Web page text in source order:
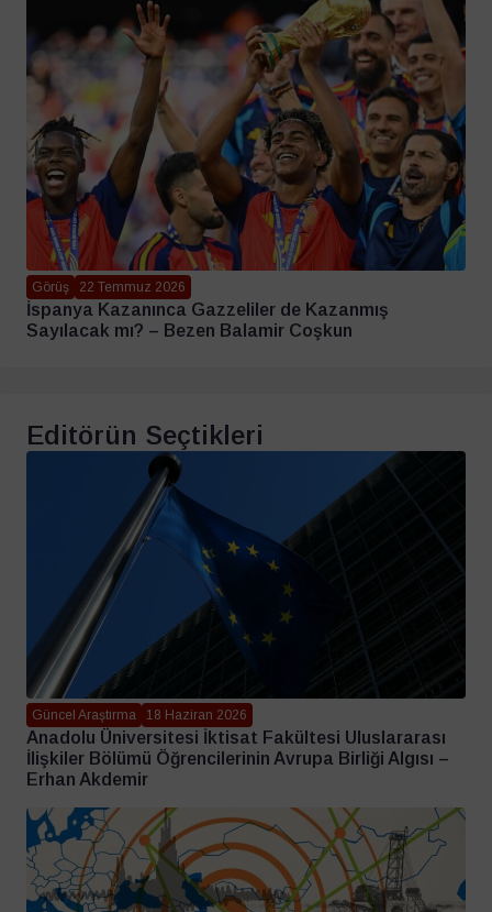
Görüş 22 Temmuz 2026
İspanya Kazanınca Gazzeliler de Kazanmış
Sayılacak mı? – Bezen Balamir Coşkun
Editörün Seçtikleri
Güncel Araştırma 18 Haziran 2026
Anadolu Üniversitesi İktisat Fakültesi Uluslararası
İlişkiler Bölümü Öğrencilerinin Avrupa Birliği Algısı –
Erhan Akdemir